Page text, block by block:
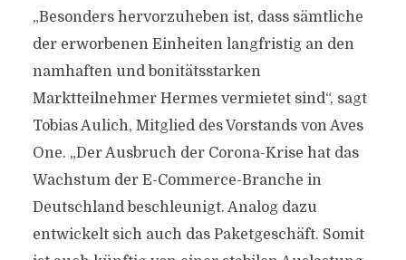
„Besonders hervorzuheben ist, dass sämtliche
der erworbenen Einheiten langfristig an den
namhaften und bonitätsstarken
Marktteilnehmer Hermes vermietet sind“, sagt
Tobias Aulich, Mitglied des Vorstands von Aves
One. „Der Ausbruch der Corona-Krise hat das
Wachstum der E-Commerce-Branche in
Deutschland beschleunigt. Analog dazu
entwickelt sich auch das Paketgeschäft. Somit